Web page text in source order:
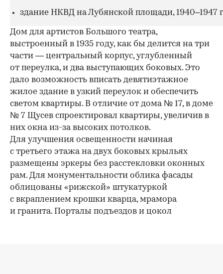
здание НКВД на Лубянской площади, 1940–1947
Дом для артистов Большого театра,
выстроенный в 1935 году, как бы делится на три
части — центральный корпус, углубленный
от переулка, и два выступающих боковых. Это
дало возможность вписать девятиэтажное
жилое здание в узкий переулок и обеспечить
светом квартиры. В отличие от дома № 17, в доме
№ 7 Щусев спроектировал квартиры, увеличив в
них окна из-за высоких потолков.
Для улучшения освещенности начиная
с третьего этажа на двух боковых крыльях
размещены эркеры без расстекловки оконных
рам. Для монументальности облика фасады
облицованы «рижской» штукатуркой
с вкраплением крошки кварца, мрамора
и гранита. Порталы подъездов и цокол